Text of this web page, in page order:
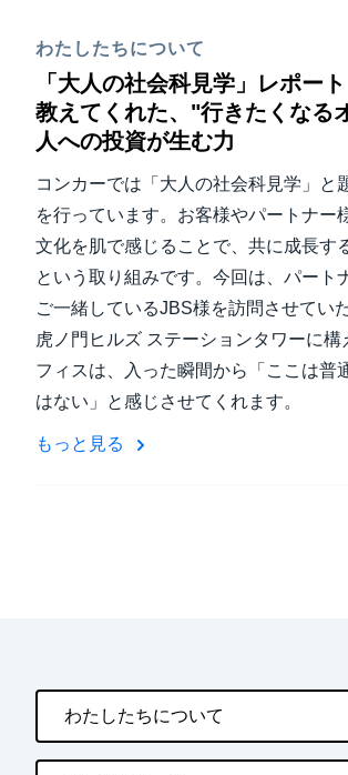
わたしたちについて
「大人の社会科見学」レポー
教えてくれた、"行きたくなる
人への投資が生む力
コンカーでは「大人の社会科見学」と
を行っています。お客様やパートナー
文化を肌で感じることで、共に成長す
という取り組みです。今回は、パート
ご一緒しているJBS様を訪問させてい
虎ノ門ヒルズ ステーションタワーに構
フィスは、入った瞬間から「ここは普
はない」と感じさせてくれます。
もっと見る
わたしたちについて